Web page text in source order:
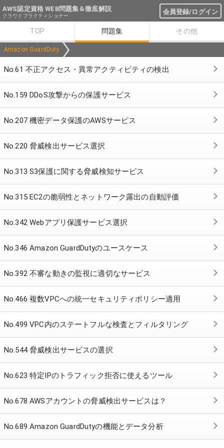
AWS認定資格 WEB問題集＆徹底解説 会員登録/ログイン
クラウドプラクティショナー
TOP 問題集 その他
Amazon GuardDuty
No.61 不正アクセス・異常アクティビティの検出
No.159 DDoS攻撃からの保護サービス
No.207 機密データ保護のAWSサービス
No.220 脅威検出サービス選択
No.313 S3保護に関する脅威検知サービス
No.315 EC2の脆弱性とネットワーク露出の自動評価
No.342 Webアプリ保護サービス選択
No.346 Amazon GuardDutyのユースケース
No.392 不審な動きの監視に適切なサービス
No.466 複数VPCへの統一セキュリティポリシー適用
No.499 VPC内のステートフルな検査とフィルタリング
No.544 脅威検出サービスの選択
No.623 特定IPのトラフィック拒否に使えるツール
No.678 AWSアカウントの脅威検出サービスは？
No.689 Amazon GuardDutyの機能とデータ分析